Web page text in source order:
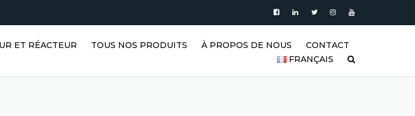
ET RÉACTEUR TOUS NOS PRODUITS À PROPOS DE NOUS
CONTACT
FRANÇAIS